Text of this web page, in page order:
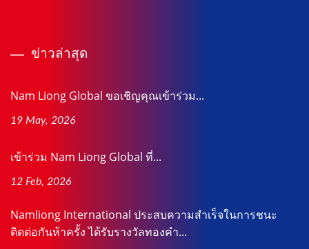
ข่าวล่าสุด
Nam Liong Global ขอเชิญคุณเข้าร่วม...
19 May, 2026
เข้าร่วม Nam Liong Global ที่...
12 Feb, 2026
Namliong International ประสบความสำเร็จในการชนะ
ติดต่อกันห้าครั้ง ได้รับรางวัลทองคำ...